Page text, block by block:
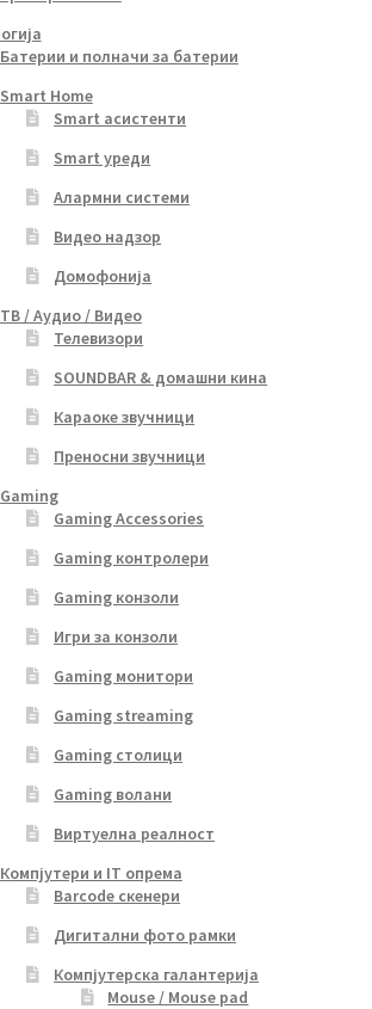
Батерии и полначи за батерии
Smart Home
Smart асистенти
Smart уреди
Алармни системи
Видео надзор
Домофонија
ТВ / Аудио / Видео
Телевизори
SOUNDBAR & домашни кина
Караоке звучници
Преносни звучници
Gaming
Gaming Accessories
Gaming контролери
Gaming конзоли
Игри за конзоли
Gaming монитори
Gaming streaming
Gaming столици
Gaming волани
Виртуелна реалност
Компјутери и IT опрема
Barcode скенери
Дигитални фото рамки
Компјутерска галантерија
Mouse / Mouse pad